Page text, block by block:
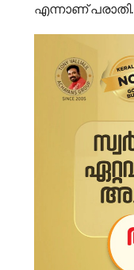
എന്നാണ് പരാതി.